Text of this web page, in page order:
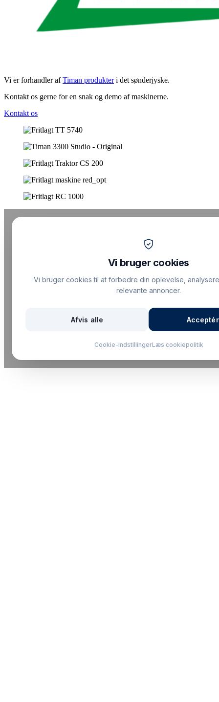
Vi er forhandler afTiman produkteri det sønderjyske.
Kontakt os gerne for en snak og demo af maskinerne.
Kontakt os